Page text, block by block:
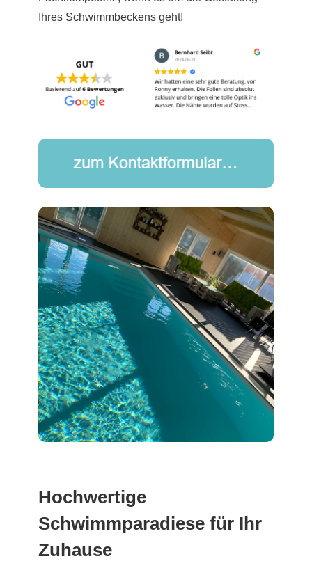
Ihres Schwimmbeckens geht!
Hochwertige
Schwimmparadiese für Ihr
Zuhause